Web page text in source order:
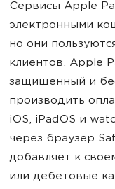
Сервисы Apple
электронными
но они
клиентов. Apple
защищенный и
производить
iOS, iPadOS и
через браузер
добавляет к
или дебетовые